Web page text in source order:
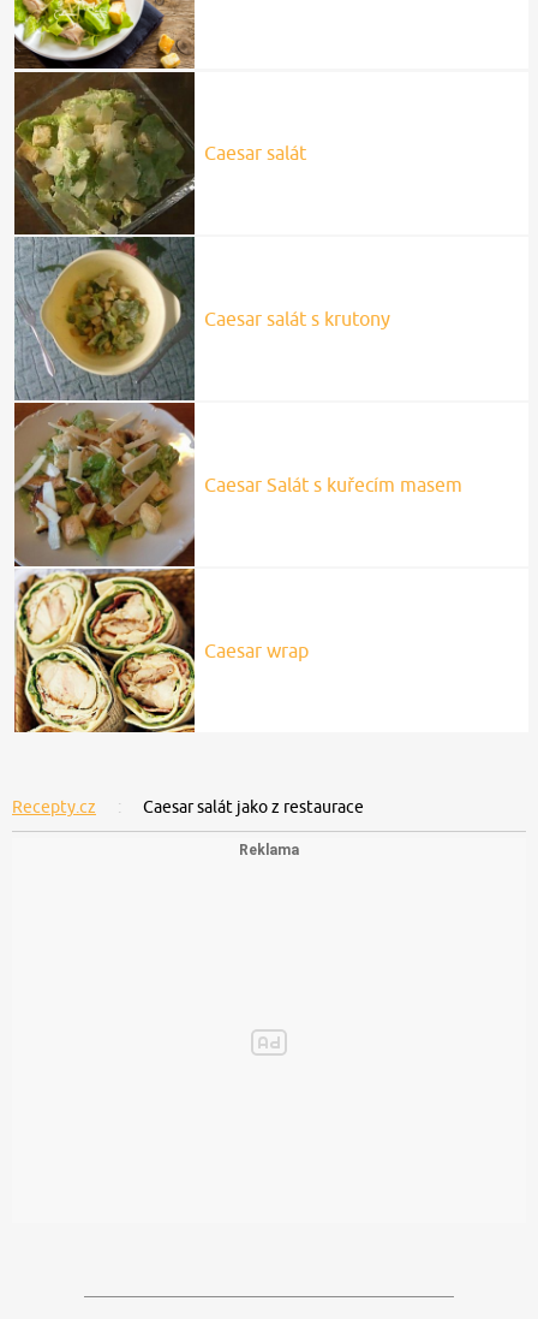
Caesar salát
Caesar salát s krutony
Caesar Salát s kuřecím masem
Caesar wrap
Recepty.cz Caesar salát jako z restaurace